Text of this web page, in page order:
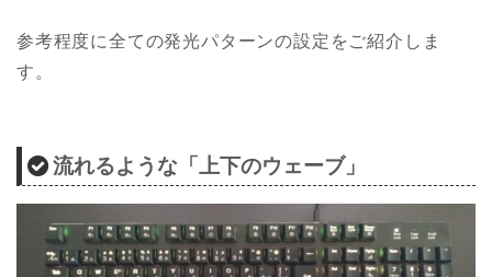
参考程度に全ての発光パターンの設定をご紹介しま
す。
流れるような「上下のウェーブ」